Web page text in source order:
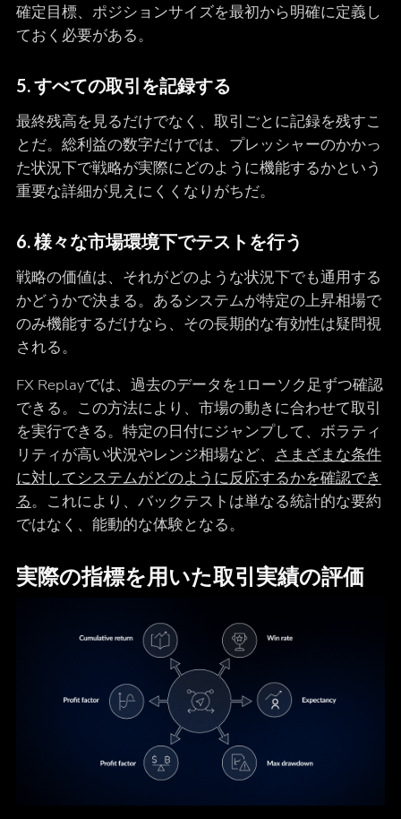
確定目標、ポジションサイズを最初から明確に定義し
ておく必要がある。
5. すべての取引を記録する
最終残高を見るだけでなく、取引ごとに記録を残すこ
とだ。総利益の数字だけでは、プレッシャーのかかっ
た状況下で戦略が実際にどのように機能するかという
重要な詳細が見えにくくなりがちだ。
6. 様々な市場環境下でテストを行う
戦略の価値は、それがどのような状況下でも通用する
かどうかで決まる。あるシステムが特定の上昇相場で
のみ機能するだけなら、その長期的な有効性は疑問視
される。
FX Replayでは、過去のデータを1ローソク足ずつ確認
できる。この方法により、市場の動きに合わせて取引
を実行できる。特定の日付にジャンプして、ボラティ
リティが高い状況やレンジ相場など、 さまざまな条件
に対してシステムがどのように反応するかを確認でき
る。これにより、バックテストは単なる統計的な要約
ではなく、能動的な体験となる。
実際の指標を用いた取引実績の評価